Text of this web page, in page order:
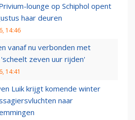
lounge op Schiphol opent
haar deuren
14:46
vanaf nu verbonden met
zeven uur rijden'
14:41
Luik krijgt komende winter
naar